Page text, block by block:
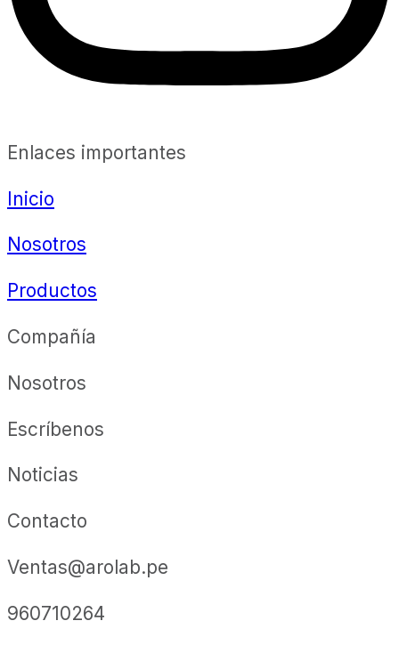
Enlaces importantes
Inicio
Nosotros
Productos
Compañía
Nosotros
Escríbenos
Noticias
Contacto
Ventas@arolab.pe
960710264